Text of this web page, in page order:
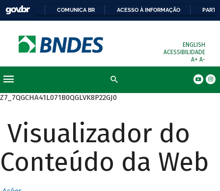
COMUNICA BR ACESSO À INFORMAÇÃO
ENGLISH
ACESSIBILIDADE
A+ A-
Z7_7QGCHA41L071B0QGLVK8P22GJ0
Visualizador do
Conteúdo da Web